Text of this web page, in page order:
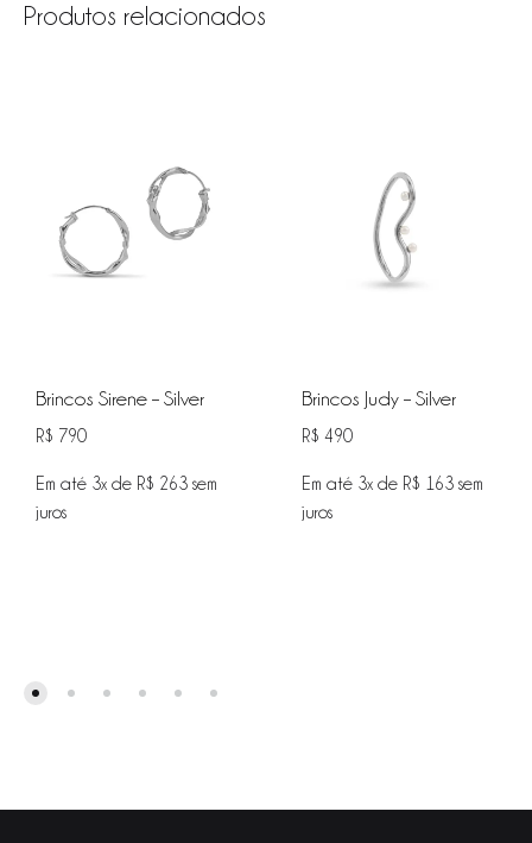
Produtos relacionados
Brincos Sirene – Silver
R$ 790
Em até 3x de R$ 263 sem
juros
Brincos Judy – Silver
R$ 490
Em até 3x de R$ 163 sem
juros